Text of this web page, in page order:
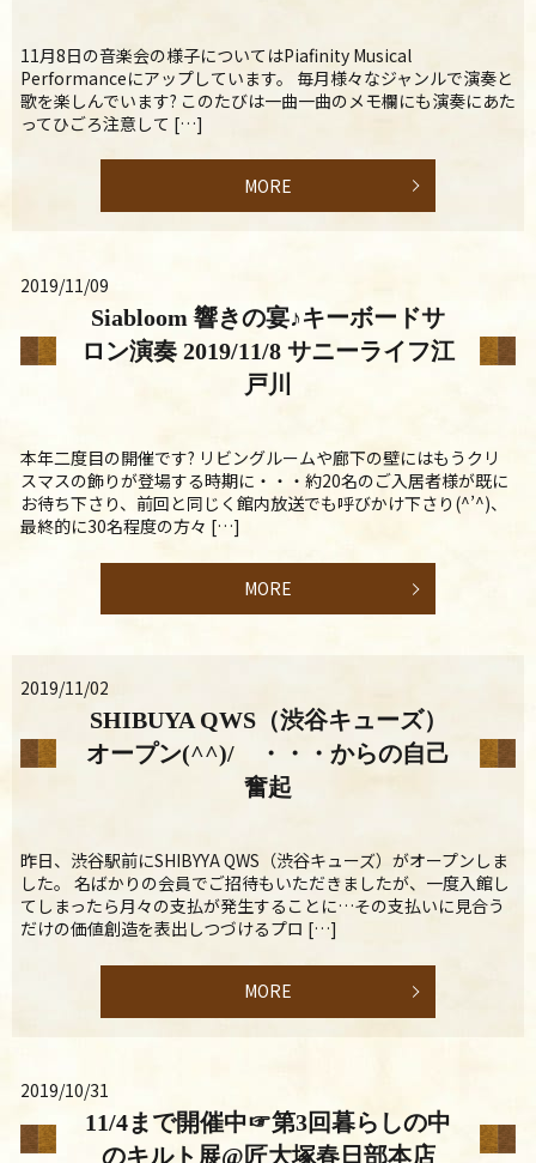
11月8日の音楽会の様子についてはPiafinity Musical
Performanceにアップしています。 毎月様々なジャンルで演奏と
歌を楽しんでいます? このたびは一曲一曲のメモ欄にも演奏にあた
ってひごろ注意して […]
MORE
2019/11/09
Siabloom 響きの宴♪キーボードサ
ロン演奏 2019/11/8 サニーライフ江
戸川
本年二度目の開催です? リビングルームや廊下の壁にはもうクリ
スマスの飾りが登場する時期に・・・約20名のご入居者様が既に
お待ち下さり、前回と同じく館内放送でも呼びかけ下さり(^’^)、
最終的に30名程度の方々 […]
MORE
2019/11/02
SHIBUYA QWS（渋谷キューズ）
オープン(^^)/ ・・・からの自己
奮起
昨日、渋谷駅前にSHIBYYA QWS（渋谷キューズ）がオープンしま
した。 名ばかりの会員でご招待もいただきましたが、一度入館し
てしまったら月々の支払が発生することに…その支払いに見合う
だけの価値創造を表出しつづけるプロ […]
MORE
2019/10/31
11/4まで開催中☞第3回暮らしの中
のキルト展@匠大塚春日部本店